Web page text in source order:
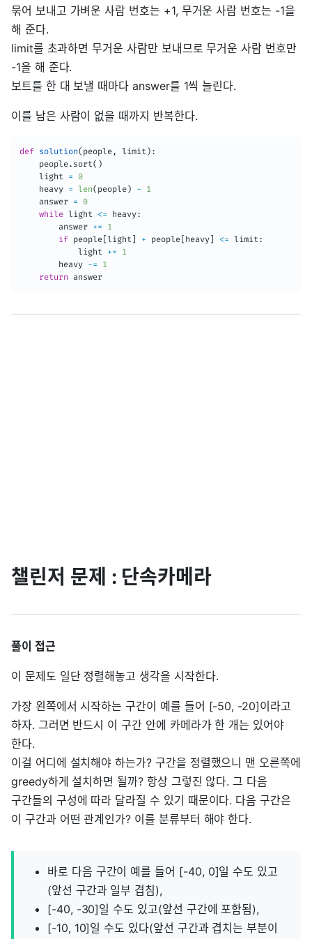
묶어 보내고 가벼운 사람 번호는 +1, 무거운 사람 번호는 -1을
해 준다.
limit를 초과하면 무거운 사람만 보내므로 무거운 사람 번호만
-1을 해 준다.
보트를 한 대 보낼 때마다 answer를 1씩 늘린다.
이를 남은 사람이 없을 때까지 반복한다.
def solution( people, limit ) :
    people
. sort( )
    light
=
0
    heavy
= len( people ) -
1
    answer
=
0
while light <= heavy:
        answer
+=
1
if people light + people heavy <= limit :
            light
+=
1
        heavy
-=
1
return answer
챌린저 문제 : 단속카메라
풀이 접근
이 문제도 일단 정렬해놓고 생각을 시작한다.
가장 왼쪽에서 시작하는 구간이 예를 들어 [-50, -20]이라고
하자. 그러면 반드시 이 구간 안에 카메라가 한 개는 있어야
한다.
이걸 어디에 설치해야 하는가? 구간을 정렬했으니 맨 오른쪽에
greedy하게 설치하면 될까? 항상 그렇진 않다. 그 다음
구간들의 구성에 따라 달라질 수 있기 때문이다. 다음 구간은
이 구간과 어떤 관계인가? 이를 분류부터 해야 한다.
바로 다음 구간이 예를 들어 [-40, 0]일 수도 있고
(앞선 구간과 일부 겹침),
[-40, -30]일 수도 있고(앞선 구간에 포함됨),
[-10, 10]일 수도 있다(앞선 구간과 겹치는 부분이